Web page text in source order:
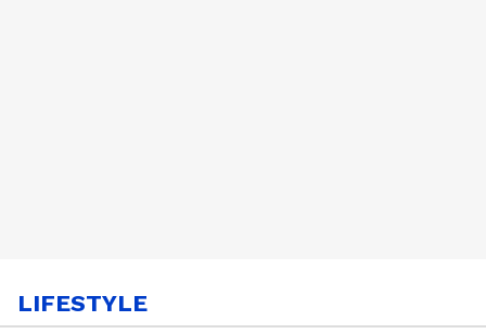
LIFESTYLE